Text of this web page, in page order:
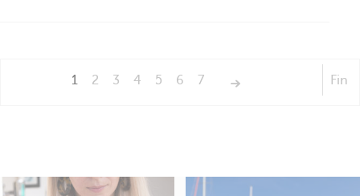
1 2 3 4 5 6 7 Fin